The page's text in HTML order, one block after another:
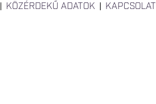
KÖZÉRDEKŰ ADATOK KAPCSOLAT